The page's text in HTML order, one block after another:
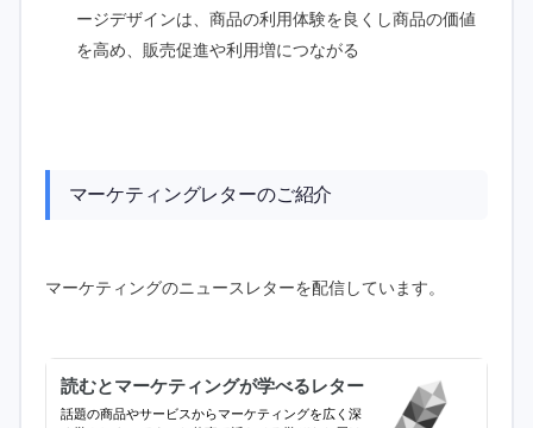
ージデザインは、商品の利用体験を良くし商品の価値
を高め、販売促進や利用増につながる
マーケティングレターのご紹介
マーケティングのニュースレターを配信しています。